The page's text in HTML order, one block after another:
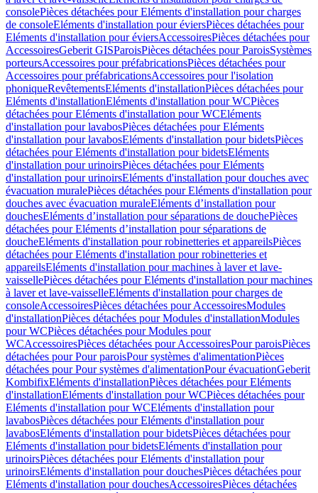
consolePièces détachées pour Eléments d'installation pour charges
de consoleEléments d'installation pour éviersPièces détachées pour
Eléments d'installation pour éviersAccessoiresPièces détachées pour
AccessoiresGeberit GISParoisPièces détachées pour ParoisSystèmes
porteursAccessoires pour préfabricationsPièces détachées pour
Accessoires pour préfabricationsAccessoires pour l'isolation
phoniqueRevêtementsEléments d'installationPièces détachées pour
Eléments d'installationEléments d'installation pour WCPièces
détachées pour Eléments d'installation pour WCEléments
d'installation pour lavabosPièces détachées pour Eléments
d'installation pour lavabosEléments d'installation pour bidetsPièces
détachées pour Eléments d'installation pour bidetsEléments
d'installation pour urinoirsPièces détachées pour Eléments
d'installation pour urinoirsEléments d'installation pour douches avec
évacuation muralePièces détachées pour Eléments d'installation pour
douches avec évacuation muraleEléments d’installation pour
douchesEléments d’installation pour séparations de douchePièces
détachées pour Eléments d’installation pour séparations de
doucheEléments d'installation pour robinetteries et appareilsPièces
détachées pour Eléments d'installation pour robinetteries et
appareilsEléments d'installation pour machines à laver et lave-
vaissellePièces détachées pour Eléments d'installation pour machines
à laver et lave-vaisselleEléments d'installation pour charges de
consoleAccessoiresPièces détachées pour AccessoiresModules
d'installationPièces détachées pour Modules d'installationModules
pour WCPièces détachées pour Modules pour
WCAccessoiresPièces détachées pour AccessoiresPour paroisPièces
détachées pour Pour paroisPour systèmes d'alimentationPièces
détachées pour Pour systèmes d'alimentationPour évacuationGeberit
KombifixEléments d'installationPièces détachées pour Eléments
d'installationEléments d'installation pour WCPièces détachées pour
Eléments d'installation pour WCEléments d'installation pour
lavabosPièces détachées pour Eléments d'installation pour
lavabosEléments d'installation pour bidetsPièces détachées pour
Eléments d'installation pour bidetsEléments d'installation pour
urinoirsPièces détachées pour Eléments d'installation pour
urinoirsEléments d'installation pour douchesPièces détachées pour
Eléments d'installation pour douchesAccessoiresPièces détachées